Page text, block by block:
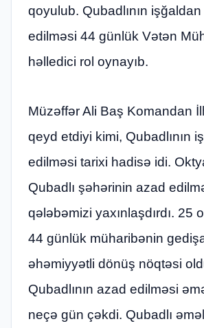
qoyulub. Qubadlının işğaldan
edilməsi 44 günlük Vətən
həlledici rol oynayıb.
Müzəffər Ali Baş Komandan
qeyd etdiyi kimi, Qubadlının
edilməsi tarixi hadisə idi.
Qubadlı şəhərinin azad
qələbəmizi yaxınlaşdırdı. 25
44 günlük müharibənin
əhəmiyyətli dönüş nöqtəsi
Qubadlının azad edilməsi
neçə gün çəkdi. Qubadlı